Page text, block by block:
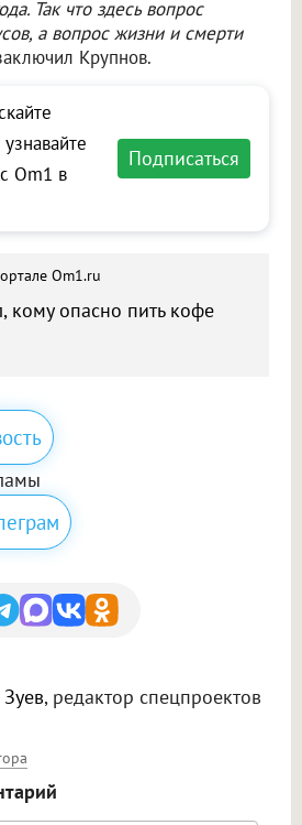
Так что здесь вопрос
а вопрос жизни и смерти
Крупнов.
Om1 в
Подписаться
Om1.ru
кому опасно пить кофе
, редактор спецпроектов